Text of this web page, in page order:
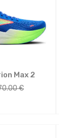
Max 2
€